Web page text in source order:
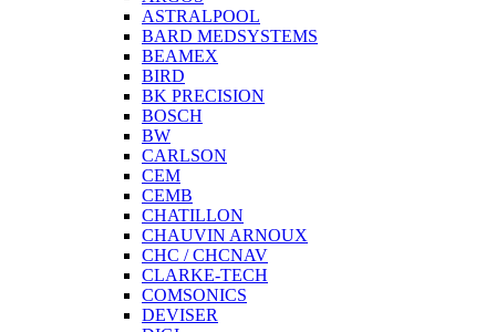
ASTRALPOOL
BARD MEDSYSTEMS
BEAMEX
BIRD
BK PRECISION
BOSCH
BW
CARLSON
CEM
CEMB
CHATILLON
CHAUVIN ARNOUX
CHC / CHCNAV
CLARKE-TECH
COMSONICS
DEVISER